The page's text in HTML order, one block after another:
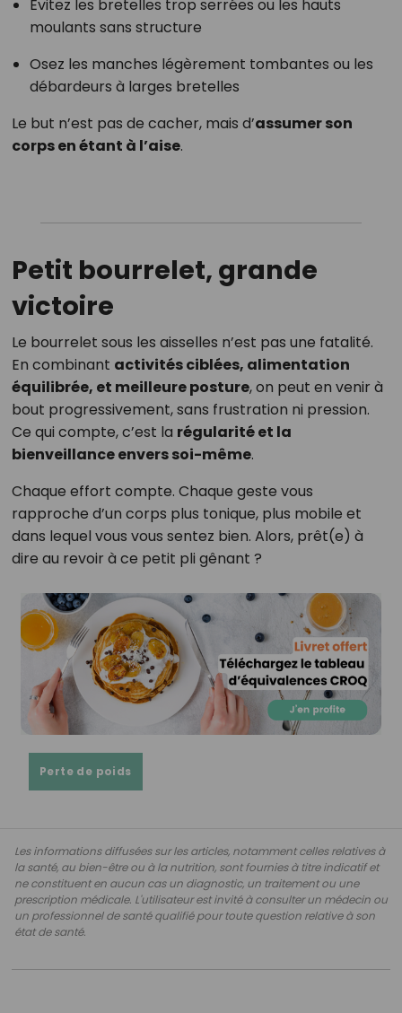
Évitez les bretelles trop serrées ou les hauts
moulants sans structure
Osez les manches légèrement tombantes ou les
débardeurs à larges bretelles
Le but n’est pas de cacher, mais d’assumer son
corps en étant à l’aise.
Petit bourrelet, grande
victoire
Le bourrelet sous les aisselles n’est pas une fatalité.
En combinant activités ciblées, alimentation
équilibrée, et meilleure posture, on peut en venir à
bout progressivement, sans frustration ni pression.
Ce qui compte, c’est la régularité et la
bienveillance envers soi-même.
Chaque effort compte. Chaque geste vous
rapproche d’un corps plus tonique, plus mobile et
dans lequel vous vous sentez bien. Alors, prêt(e) à
dire au revoir à ce petit pli gênant ?
Perte de poids
Les informations diffusées sur les articles, notamment celles relatives à
la santé, au bien-être ou à la nutrition, sont fournies à titre indicatif et
ne constituent en aucun cas un diagnostic, un traitement ou une
prescription médicale. L'utilisateur est invité à consulter un médecin ou
un professionnel de santé qualifié pour toute question relative à son
état de santé.